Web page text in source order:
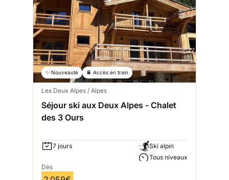
✨ Nouveauté 🚆 Accès en train
Les Deux Alpes / Alpes
Séjour ski aux Deux Alpes - Chalet
des 3 Ours
7 jours
Ski alpin
Tous niveaux
Dès